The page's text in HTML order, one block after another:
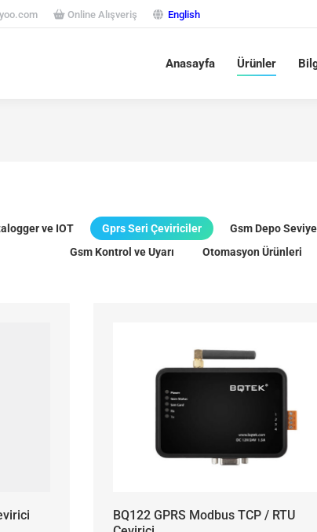
Online Alışveriş English
Anasayfa Ürünler
ve IOT Gprs Seri Çeviriciler Gsm Depo
Gsm Kontrol ve Uyarı
Otomasyon Ürünleri
BQ122 GPRS Modbus TCP / RTU